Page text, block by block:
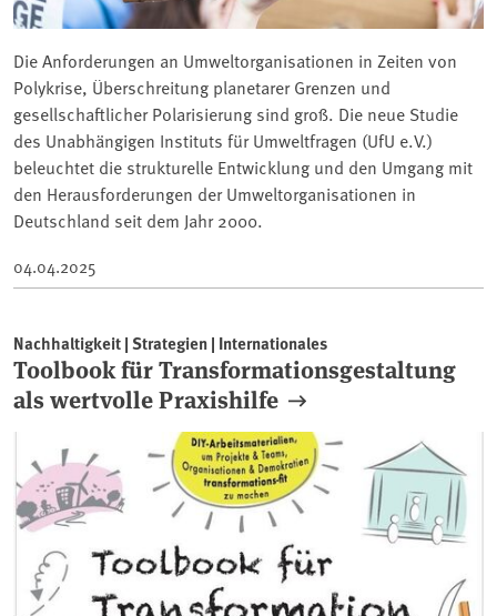
Die Anforderungen an Umweltorganisationen in Zeiten von
Polykrise, Überschreitung planetarer Grenzen und
gesellschaftlicher Polarisierung sind groß. Die neue Studie
des Unabhängigen Instituts für Umweltfragen (UfU e.V.)
beleuchtet die strukturelle Entwicklung und den Umgang mit
den Herausforderungen der Umweltorganisationen in
Deutschland seit dem Jahr 2000.
04.04.2025
Nachhaltigkeit | Strategien | Internationales
Toolbook für Transformationsgestaltung
als wertvolle Praxishilfe